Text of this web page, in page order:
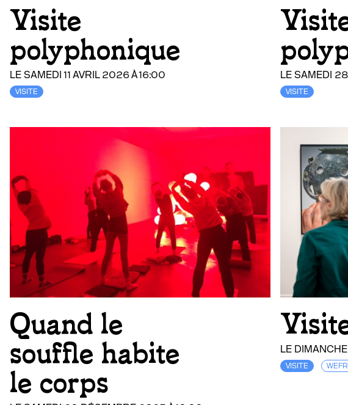
Visite
polyphonique
LE SAMEDI 11 AVRIL 2026 À 16:00
VISITE
LE SAMEDI
VISITE
Quand le
souffle habite
le corps
LE
VISITE